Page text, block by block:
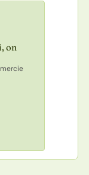
on